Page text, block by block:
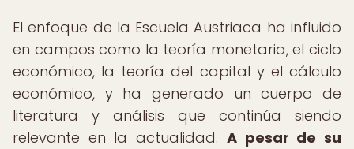
El enfoque de la Escuela Austriaca ha influido
en campos como la teoría monetaria, el ciclo
económico, la teoría del capital y el cálculo
económico, y ha generado un cuerpo de
literatura y análisis que continúa siendo
relevante en la actualidad. A pesar de su